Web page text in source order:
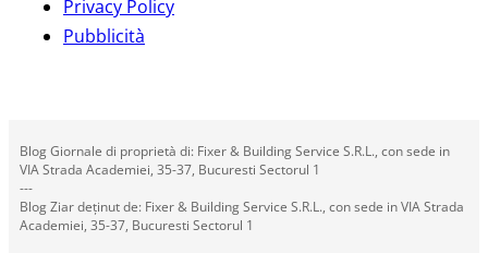
Privacy Policy
Pubblicità
Blog Giornale di proprietà di: Fixer & Building Service S.R.L., con sede in
VIA Strada Academiei, 35-37, Bucuresti Sectorul 1
---
Blog Ziar deținut de: Fixer & Building Service S.R.L., con sede in VIA Strada
Academiei, 35-37, Bucuresti Sectorul 1